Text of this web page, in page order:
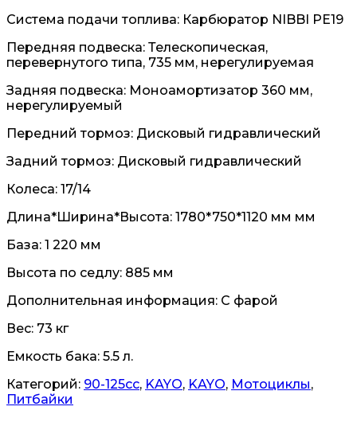
Система подачи топлива: Карбюратор NIBBI PE19
Передняя подвеска: Телескопическая,
перевернутого типа, 735 мм, нерегулируемая
Задняя подвеска: Моноамортизатор 360 мм,
нерегулируемый
Передний тормоз: Дисковый гидравлический
Задний тормоз: Дисковый гидравлический
Колеса: 17/14
Длина*Ширина*Высота: 1780*750*1120 мм мм
База: 1 220 мм
Высота по седлу: 885 мм
Дополнительная информация: С фарой
Вес: 73 кг
Емкость бака: 5.5 л.
Категорий: 90-125cc, KAYO, KAYO, Мотоциклы,
Питбайки